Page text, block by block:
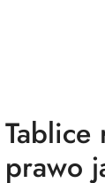
prawo